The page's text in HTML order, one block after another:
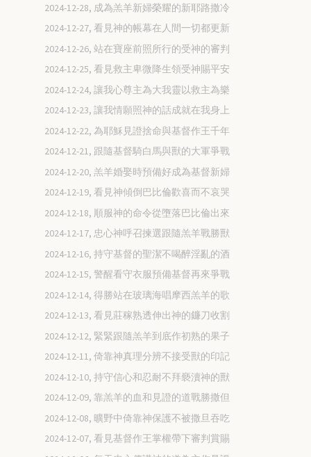
2024-12-28, 成為羔羊新婦榮耀的新耶路撒冷
2024-12-27, 看見神的帳幕在人間一切都更新
2024-12-26, 站在寶座前照所行的受神的審判
2024-12-25, 看見救主卑微降生領受神賜平安
2024-12-24, 讓我心尊主為大我靈以救主為樂
2024-12-23, 讓我情願照神的話成就在我身上
2024-12-22, 為耶穌見證捨命與基督作王千年
2024-12-21, 跟隨基督騎白馬與獸的大軍爭戰
2024-12-20, 羔羊婚娶時預備好成為基督新婦
2024-12-19, 看見神傾倒巴比倫歡喜而不哀哭
2024-12-18, 順服神的命令從墮落巴比倫出來
2024-12-17, 忠心神呼召揀選跟隨羔羊戰勝獸
2024-12-16, 持守基督的聖潔不喝醉淫亂的酒
2024-12-15, 警醒看守衣服預備基督再來爭戰
2024-12-14, 得勝站在玻璃海唱摩西羔羊的歌
2024-12-13, 看見莊稼熟透伸出神的鐮刀收割
2024-12-12, 緊緊跟隨羔羊到底作初熟的果子
2024-12-11, 倚靠神真理分辨不接受獸的印記
2024-12-10, 持守信心和忍耐不拜褻瀆神的獸
2024-12-09, 靠羔羊的血和見證的道戰勝撒但
2024-12-08, 曠野中倚靠神保護不被撒旦吞吃
2024-12-07, 看見基督作王掌權帶下審判賞賜